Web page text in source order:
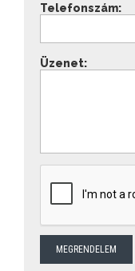
Telefonszám:
Üzenet: